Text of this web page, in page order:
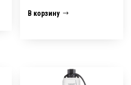
В корзину